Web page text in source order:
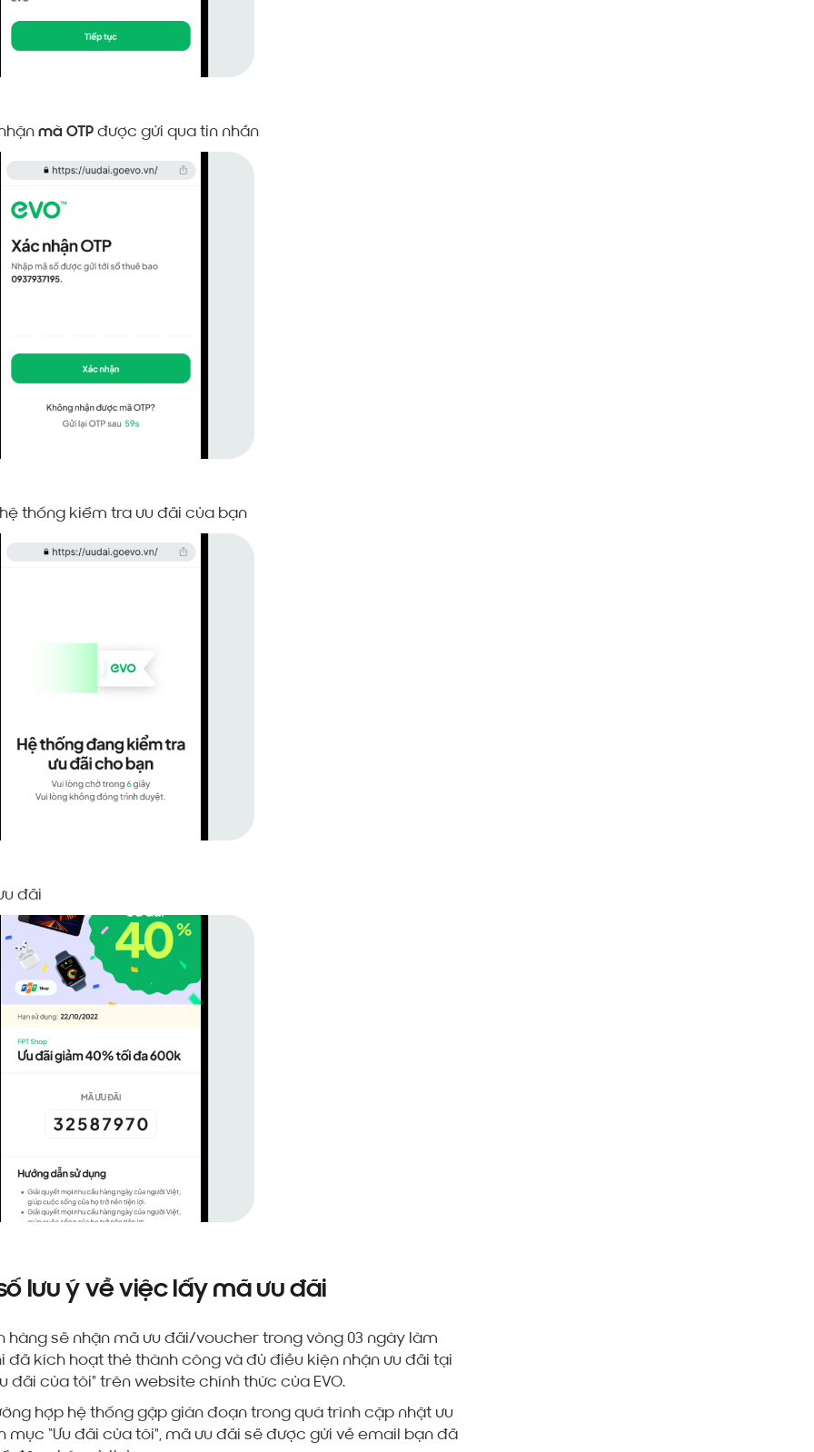
mã OTPđược gửi qua tin nhắn
thống kiểm tra ưu đãi của bạn
đãi
lưu ý về việc lấy mã ưu đãi
hàng sẽ nhận mã ưu đãi/voucher trong vòng 03 ngày làm
đã kích hoạt thẻ thành công và đủ điều kiện nhận ưu đãi tại
đãi của tôi" trên website chính thức của EVO.
hợp hệ thống gặp gián đoạn trong quá trình cập nhật ưu
mục “Ưu đãi của tôi", mã ưu đãi sẽ được gửi về email bạn đã